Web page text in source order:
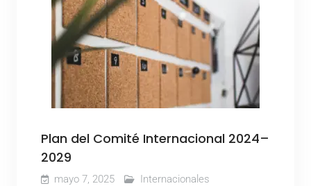
Plan del Comité Internacional 2024–
2029
mayo 7, 2025 Internacionales